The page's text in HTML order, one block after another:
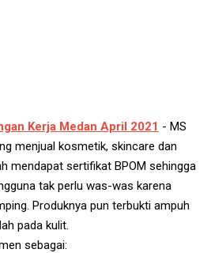
Kerja Medan April 2021 - MS
menjual kosmetik, skincare dan
mendapat sertifikat BPOM sehingga
tak perlu was-was karena
Produknya pun terbukti ampuh
pada kulit.
sebagai: